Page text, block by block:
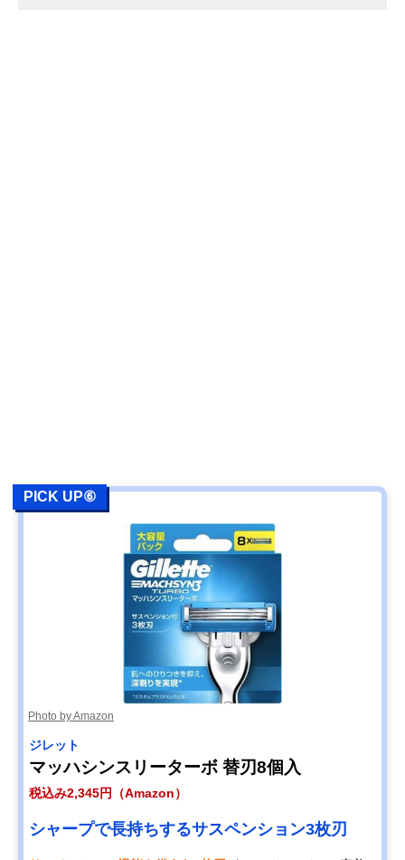
PICK UP⑥
Photo by Amazon
ジレット
マッハシンスリーターボ 替刃8個入
税込み2,345円（Amazon）
シャープで長持ちするサスペンション3枚刃